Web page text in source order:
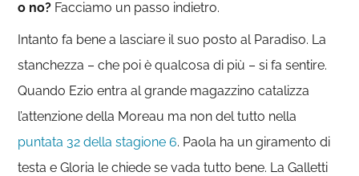
o no? Facciamo un passo indietro.
Intanto fa bene a lasciare il suo posto al Paradiso. La
stanchezza – che poi è qualcosa di più – si fa sentire.
Quando Ezio entra al grande magazzino catalizza
l’attenzione della Moreau ma non del tutto nella
puntata 32 della stagione 6. Paola ha un giramento di
testa e Gloria le chiede se vada tutto bene. La Galletti